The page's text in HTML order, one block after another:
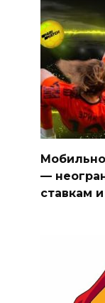
—
ставкам